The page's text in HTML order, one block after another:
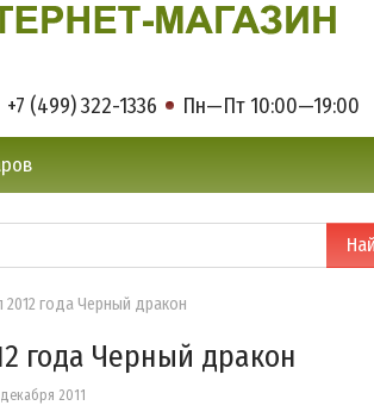
+7 (499) 322-1336 Пн—Пт 10:00—19:00
2012 года Черный дракон
года Черный дракон
2011